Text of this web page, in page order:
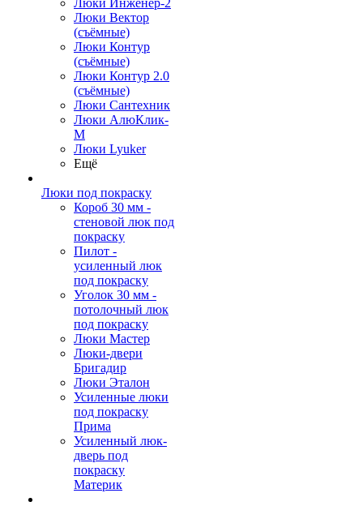
Люки Инженер-2
Люки Вектор
(съёмные)
Люки Контур
(съёмные)
Люки Контур 2.0
(съёмные)
Люки Сантехник
Люки АлюКлик-
М
Люки Lyuker
Ещё
Люки под покраску
Короб 30 мм -
стеновой люк под
покраску
Пилот -
усиленный люк
под покраску
Уголок 30 мм -
потолочный люк
под покраску
Люки Мастер
Люки-двери
Бригадир
Люки Эталон
Усиленные люки
под покраску
Прима
Усиленный люк-
дверь под
покраску
Материк